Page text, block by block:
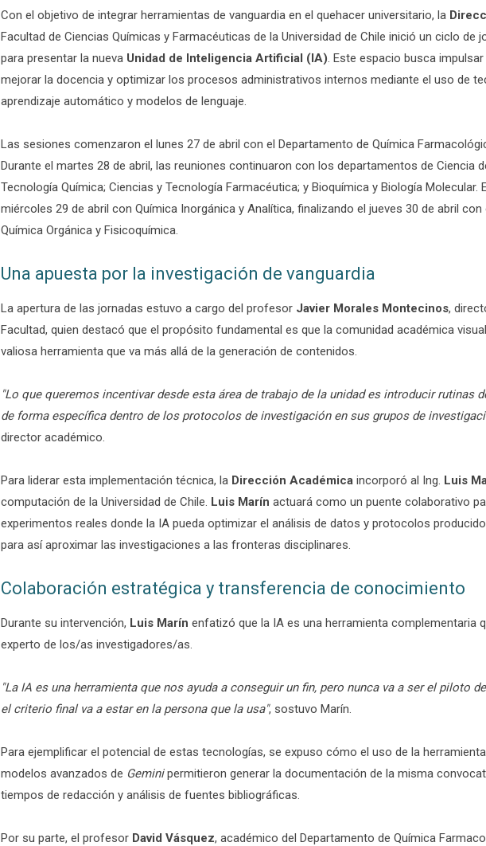
Con el objetivo de integrar herramientas de vanguardia en el quehacer universitario, la
Facultad de Ciencias Químicas y Farmacéuticas de la Universidad de Chile inició un ciclo de
para presentar la nueva Unidad de Inteligencia Artificial (IA). Este espacio busca
mejorar la docencia y optimizar los procesos administrativos internos mediante el uso de
aprendizaje automático y modelos de lenguaje.
Las sesiones comenzaron el lunes 27 de abril con el Departamento de Química
Durante el martes 28 de abril, las reuniones continuaron con los departamentos de Ciencia
Tecnología Química; Ciencias y Tecnología Farmacéutica; y Bioquímica y Biología Molecular.
miércoles 29 de abril con Química Inorgánica y Analítica, finalizando el jueves 30 de abril
Química Orgánica y Fisicoquímica.
Una apuesta por la investigación de vanguardia
La apertura de las jornadas estuvo a cargo del profesor Javier Morales Montecinos,
Facultad, quien destacó que el propósito fundamental es que la comunidad académica
valiosa herramienta que va más allá de la generación de contenidos.
"Lo que queremos incentivar desde esta área de trabajo de la unidad es introducir rutinas
de forma específica dentro de los protocolos de investigación en sus grupos de
director académico.
Para liderar esta implementación técnica, la Dirección Académica incorporó al Ing. Luis
computación de la Universidad de Chile. Luis Marín actuará como un puente colaborativo
experimentos reales donde la IA pueda optimizar el análisis de datos y protocolos
para así aproximar las investigaciones a las fronteras disciplinares.
Colaboración estratégica y transferencia de conocimiento
Durante su intervención, Luis Marín enfatizó que la IA es una herramienta complementaria
experto de los/as investigadores/as.
"La IA es una herramienta que nos ayuda a conseguir un fin, pero nunca va a ser el piloto
el criterio final va a estar en la persona que la usa", sostuvo Marín.
Para ejemplificar el potencial de estas tecnologías, se expuso cómo el uso de la herramienta
modelos avanzados de Geminipermitieron generar la documentación de la misma
tiempos de redacción y análisis de fuentes bibliográficas.
Por su parte, el profesor David Vásquez, académico del Departamento de Química